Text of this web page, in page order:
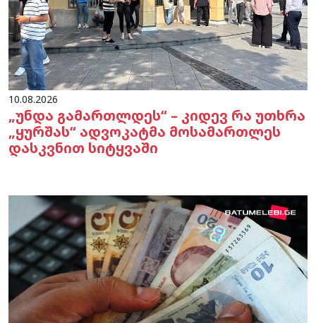
10.08.2026
„უნდა გამართლდეს“ – კიდევ რა უთხრა
„ყურშას“ ადვოკატმა მოსამართლეს
დასკვნით სიტყვაში